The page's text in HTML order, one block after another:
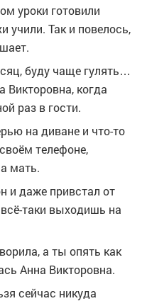
уроки готовили
учили. Так и повелось,
буду чаще гулять…
Викторовна, когда
раз в гости.
на диване и что-то
телефоне,
мать.
и даже привстал от
таки выходишь на
а ты опять как
Анна Викторовна.
сейчас никуда